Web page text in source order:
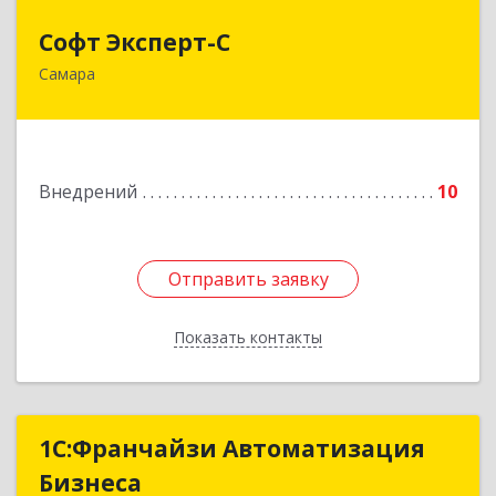
Софт Эксперт-С
Самара
Внедрений 10
Отправить заявку
Показать контакты
443091, Самарская обл, Самара г, Карла Маркса
Отправить заявку
Назад
1С:Франчайзи Автоматизация
Бизнеса
1С:Франчайзи Автоматизация